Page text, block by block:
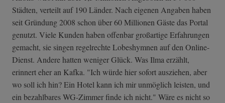
Städten, verteilt auf 190 Länder. Nach eigenen Angaben haben
seit Gründung 2008 schon über 60 Millionen Gäste das Portal
genutzt. Viele Kunden haben offenbar großartige Erfahrungen
gemacht, sie singen regelrechte Lobeshymnen auf den Online-
Dienst. Andere hatten weniger Glück. Was Ilma erzählt,
erinnert eher an Kafka. "Ich würde hier sofort ausziehen, aber
wo soll ich hin? Ein Hotel kann ich mir unmöglich leisten, und
ein bezahlbares WG-Zimmer finde ich nicht." Wäre es nicht so